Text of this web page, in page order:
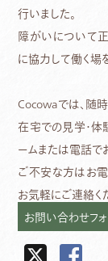
行いました。
障がいについて
に協力して働く場
Cocowaでは、随
在宅での見学・体
ームまたは電話で
ご不安な方はお
お気軽にご連絡く
お問い合わせフ